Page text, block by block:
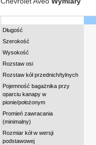
Długość
Szerokość
Wysokość
Rozstaw osi
Rozstaw kół przednich/tylnych
Pojemność bagażnika przy
oparciu kanapy w
pionie/położonym
Promień zawracania
(minimalny)
Rozmiar kół w wersji
podstawowej